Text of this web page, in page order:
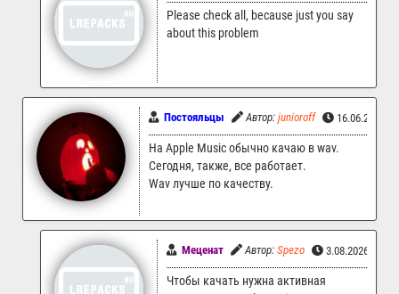
Please check all, because just you say
about this problem
Постояльцы Автор: junioroff 16.06.2026
На Apple Music обычно качаю в wav.
Сегодня, также, все работает.
Wav лучше по качеству.
Меценат Автор: Spezo 3.08.2026
Чтобы качать нужна активная